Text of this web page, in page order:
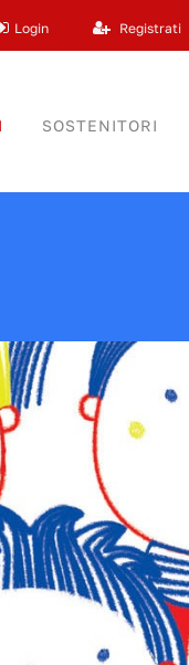
Login Registrati
SOSTENITORI